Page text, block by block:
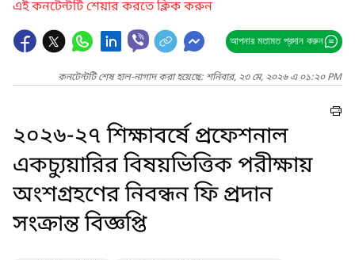
এই কনটেন্টটি শেয়ার করতে ক্লিক করুন
আপনার মতামত প্রদান করুন
কনটেন্টটি শেষ হাল-নাগাদ করা হয়েছে: শনিবার, ২৩ মে, ২০২৬ এ ০১:২০ PM
২০২৬-২৭ শিক্ষাবর্ষে প্রফেশনাল
একচ্যুয়ারির বিষয়ভিত্তিক পরীক্ষায়
অংশগ্রহণের নিবন্ধন ফি প্রদান
সংক্রান্ত বিজ্ঞপ্তি